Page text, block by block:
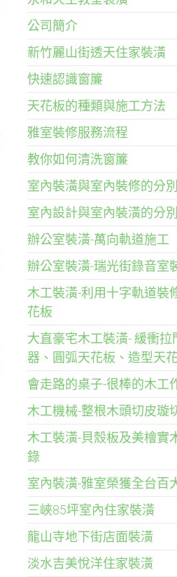
公司簡介
新竹麗山街透天住家裝潢
快速認識窗簾
天花板的種類與施工方法
雅室裝修服務流程
教你如何清洗窗簾
室內裝潢與室內裝修的分別
室內設計與室內裝潢的分別
辦公室裝潢-萬向軌道施工
辦公室裝潢-瑞光街錄音室
木工裝潢-利用十字軌道裝
花板
大直豪宅木工裝潢- 緩衝拉
器、圓弧天花板、造型天
會走路的桌子-很棒的木工
木工機械-整根木頭切皮璇
木工裝潢-貝殼板及美檜實
錄
室內裝潢-雅室榮獲全台百
三峽85坪室內住家裝潢
龍山寺地下街店面裝潢
淡水吉美悅洋住家裝潢